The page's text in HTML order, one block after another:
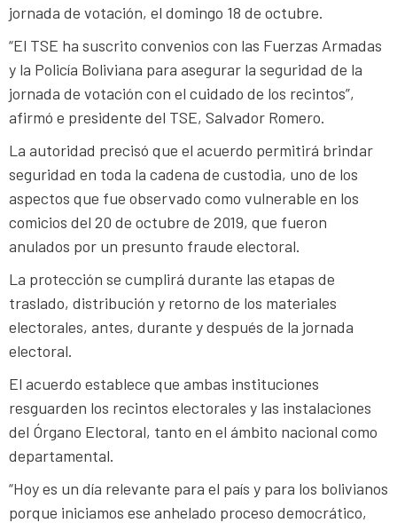
jornada de votación, el domingo 18 de octubre.
“El TSE ha suscrito convenios con las Fuerzas Armadas
y la Policía Boliviana para asegurar la seguridad de la
jornada de votación con el cuidado de los recintos”,
afirmó e presidente del TSE, Salvador Romero.
La autoridad precisó que el acuerdo permitirá brindar
seguridad en toda la cadena de custodia, uno de los
aspectos que fue observado como vulnerable en los
comicios del 20 de octubre de 2019, que fueron
anulados por un presunto fraude electoral.
La protección se cumplirá durante las etapas de
traslado, distribución y retorno de los materiales
electorales, antes, durante y después de la jornada
electoral.
El acuerdo establece que ambas instituciones
resguarden los recintos electorales y las instalaciones
del Órgano Electoral, tanto en el ámbito nacional como
departamental.
“Hoy es un día relevante para el país y para los bolivianos
porque iniciamos ese anhelado proceso democrático,